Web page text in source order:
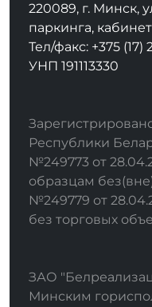
220089, г. Минск,
паркинга,
Тел/факс: +375 (17)
УНП 191113330
Республики
№249773 от
образцам
№249779 от
без торговых
ЗАО
Минским